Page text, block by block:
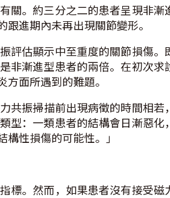
關。約三分之二的患者呈現非漸
進期內未再出現關節變形。
評估顯示中至重度的關節損傷。
非漸進型患者的兩倍。在初次求
面所遇到的難題。
共振掃描前出現病徵的時間相若
型：一類患者的結構會日漸惡化
性損傷的可能性。」
標。然而，如果患者沒有接受磁